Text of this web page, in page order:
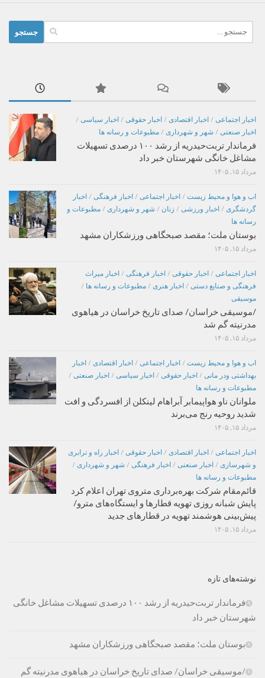
برای:
اخبار اجتماعی / اخبار اقتصادی / اخبار حقوقی / اخبار سیاسی /
اخبار صنعتی / شهر و شهرداری / مطبوعات و رسانه ها
فرماندار تربت‌حیدریه از رشد ۱۰۰ درصدی تسهیلات
مشاغل خانگی شهرستان خبر داد
مرداد ۱۵, ۱۴۰۵
اب و هوا و محیط زیست / اخبار اجتماعی / اخبار فرهنگی / اخبار
گردشگری / اخبار ورزشی / زنان / شهر و شهرداری / مطبوعات و
رسانه ها
بوستان ملت؛ مقصد صبحگاهی ورزشکاران مشهد
مرداد ۱۵, ۱۴۰۵
اخبار اجتماعی / اخبار حقوقی / اخبار فرهنگی / اخبار میراث
فرهنگی و صنایع دستی / اخبار هنری / مطبوعات و رسانه ها /
موسیقی
/موسیقی خراسان/ صدای تاریخ خراسان در هیاهوی
مدرنیته گم شد
مرداد ۱۵, ۱۴۰۵
اب و هوا و محیط زیست / اخبار اجتماعی / اخبار اقتصادی / اخبار
بهداشتی ودر مانی / اخبار حقوقی / اخبار سیاسی / اخبار صنعتی /
مطبوعات و رسانه ها
ملوانان ناو هواپیمابر آبراهام لینکلن از افسردگی و افت
شدید روحیه رنج می‌برند
مرداد ۱۵, ۱۴۰۵
اخبار اجتماعی / اخبار اقتصادی / اخبار حقوقی / اخبار راه و ترابری
و شهرسازی / اخبار صنعتی / اخبار فرهنگی / شهر و شهرداری /
مطبوعات و رسانه ها
قائم‌مقام شرکت بهره‌برداری متروی تهران اعلام کرد
پایش شبانه روزی تهویه قطارها و ایستگاه‌های مترو/
پیش‌بینی هوشمند تهویه در قطارهای جدید
مرداد ۱۵, ۱۴۰۵
نوشته‌های تازه
فرماندار تربت‌حیدریه از رشد ۱۰۰ درصدی تسهیلات مشاغل خانگی
شهرستان خبر داد
بوستان ملت؛ مقصد صبحگاهی ورزشکاران مشهد
/موسیقی خراسان/ صدای تاریخ خراسان در هیاهوی مدرنیته گم